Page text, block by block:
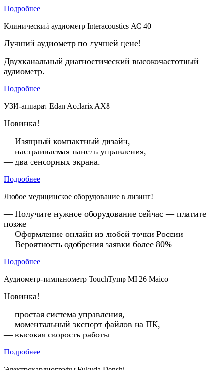
Подробнее
Клинический аудиометр Interacoustics АС 40
Лучший аудиометр по лучшей цене!
Двухканальный диагностический высокочастотный
аудиометр.
Подробнее
УЗИ-аппарат Edan Acclarix AX8
Новинка!
— Изящный компактный дизайн,
— настраиваемая панель управления,
— два сенсорных экрана.
Подробнее
Любое медицинское оборудование в лизинг!
— Получите нужное оборудование сейчас — платите
позже
— Оформление онлайн из любой точки России
— Вероятность одобрения заявки более 80%
Подробнее
Аудиометр-тимпанометр TouchTymp MI 26 Maico
Новинка!
— простая система управления,
— моментальный экспорт файлов на ПК,
— высокая скорость работы
Подробнее